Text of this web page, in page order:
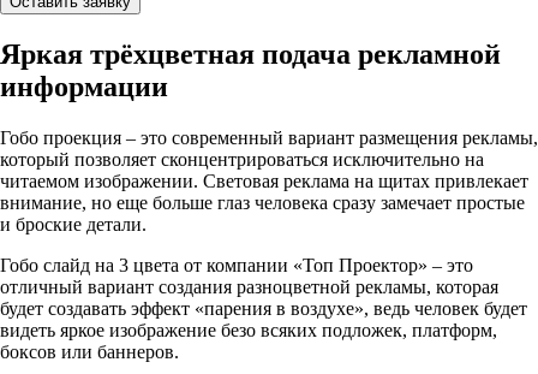
Яркая трёхцветная подача рекламной
информации
Гобо проекция – это современный вариант размещения рекламы,
который позволяет сконцентрироваться исключительно на
читаемом изображении. Световая реклама на щитах привлекает
внимание, но еще больше глаз человека сразу замечает простые
и броские детали.
Гобо слайд на 3 цвета от компании «Топ Проектор» – это
отличный вариант создания разноцветной рекламы, которая
будет создавать эффект «парения в воздухе», ведь человек будет
видеть яркое изображение безо всяких подложек, платформ,
боксов или баннеров.